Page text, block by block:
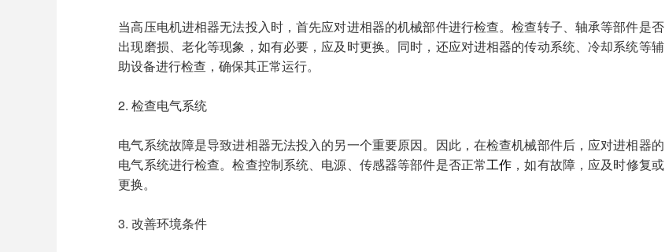
当高压电机进相器无法投入时，首先应对进相器的机械部件进行检查。检查转子、轴承等部件是否
出现磨损、老化等现象，如有必要，应及时更换。同时，还应对进相器的传动系统、冷却系统等辅
助设备进行检查，确保其正常运行。
2. 检查电气系统
电气系统故障是导致进相器无法投入的另一个重要原因。因此，在检查机械部件后，应对进相器的
电气系统进行检查。检查控制系统、电源、传感器等部件是否正常工作 ，如有故障，应及时修复或
更换。
3. 改善环境条件